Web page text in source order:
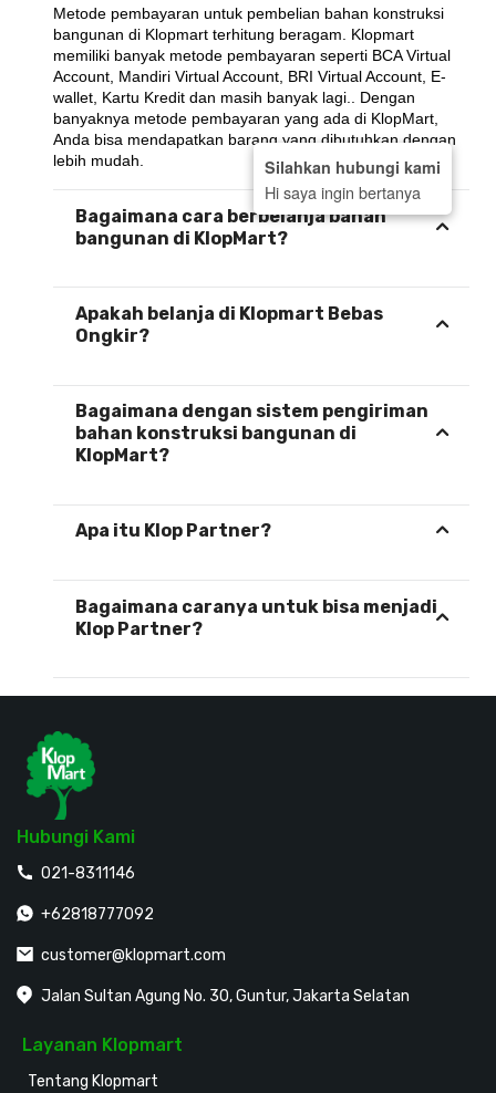
Metode pembayaran untuk pembelian bahan konstruksi
bangunan di Klopmart terhitung beragam. Klopmart
memiliki banyak metode pembayaran seperti BCA Virtual
Account, Mandiri Virtual Account, BRI Virtual Account, E-
wallet, Kartu Kredit dan masih banyak lagi.. Dengan
banyaknya metode pembayaran yang ada di KlopMart,
Anda bisa mendapatkan barang yang dibutuhkan dengan
lebih mudah.
Bagaimana cara berbelanja bahan
bangunan di KlopMart?
Apakah belanja di Klopmart Bebas
Ongkir?
Bagaimana dengan sistem pengiriman
bahan konstruksi bangunan di
KlopMart?
Apa itu Klop Partner?
Bagaimana caranya untuk bisa menjadi
Klop Partner?
Hubungi Kami
021-8311146
+62818777092
customer@klopmart.com
Jalan Sultan Agung No. 30, Guntur, Jakarta Selatan
Layanan Klopmart
Tentang Klopmart
Silahkan hubungi kami
Hi saya ingin bertanya